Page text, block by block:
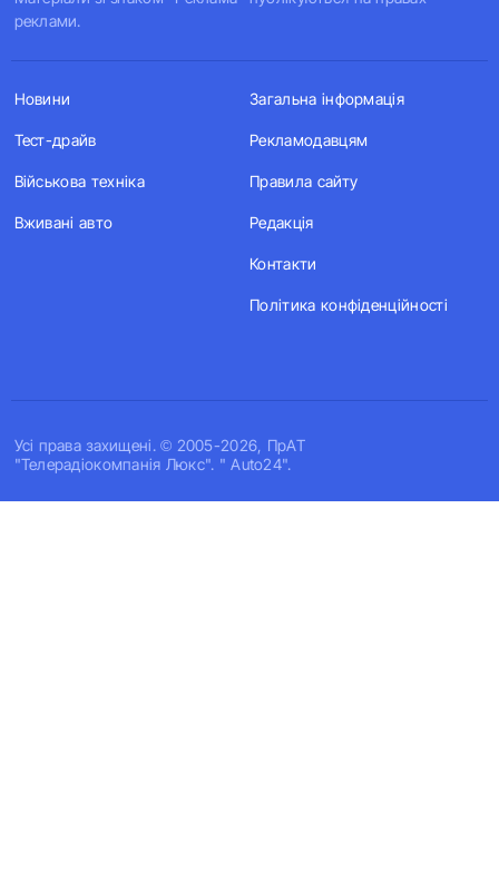
реклами.
Усi права захищенi. © 2005-2026, ПрАТ
"Телерадіокомпанія Люкс". " Auto24".
Новини
Тест-драйв
Військова техніка
Вживані авто
Загальна інформація
Рекламодавцям
Правила сайту
Редакція
Контакти
Політика конфіденційності